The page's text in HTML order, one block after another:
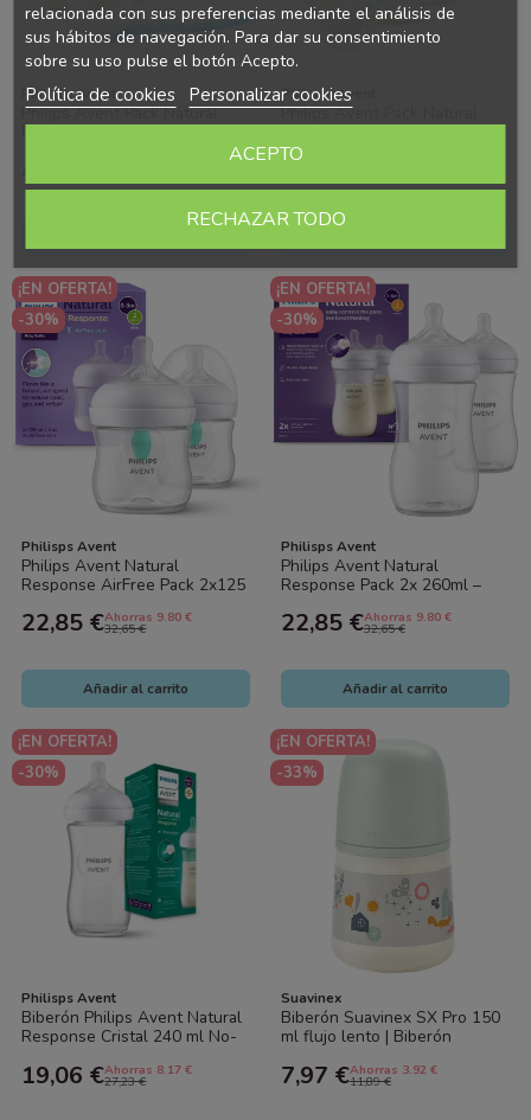
Philisps Avent
Philips Avent Pack Natural
ml, 260 ml y 330 ml) + Cepillo
Philisps Avent
Philips Avent Pack Natural
+ 2 Chupetes 0-6 Meses
33,00 €
¡EN OFERTA!
-30%
Philisps Avent
Philips Avent Natural
Response AirFree Pack 2x125
Flujo...
22,85 €Ahorras 9.80 €
32,65 €
Añadir al carrito
¡EN OFERTA!
-30%
Philisps Avent
Philips Avent Natural
Response Pack 2x 260ml –
Natural...
22,85 €Ahorras 9.80 €
32,65 €
Añadir al carrito
¡EN OFERTA!
-30%
Philisps Avent
Biberón Philips Avent Natural
Response Cristal 240 ml No-
19,06 €Ahorras 8.17 €
27,23 €
¡EN OFERTA!
-33%
Suavinex
Biberón Suavinex SX Pro 150
ml flujo lento | Biberón
7,97 €Ahorras 3.92 €
11,89 €
relacionada con sus preferencias mediante el análisis de
sus hábitos de navegación. Para dar su consentimiento
sobre su uso pulse el botón Acepto.
Política de cookies Personalizar cookies
RECHAZAR TODO
ACEPTO